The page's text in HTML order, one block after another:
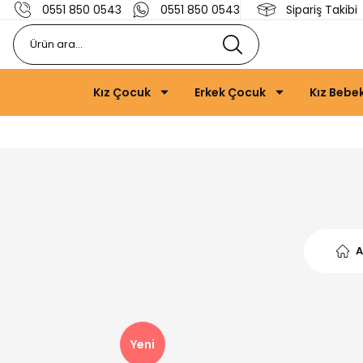
0551 850 0543 0551 850 0543 Sipariş Takibi
Kız Çocuk Erkek Çocuk Kız
Yeni